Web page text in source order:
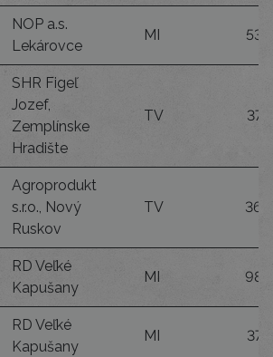
NOP a.s.
Lekárovce
MI 53
SHR Figeľ
Jozef,
Zemplínske
Hradište
TV 37
Agroprodukt
s.r.o., Nový
Ruskov
TV 36
RD Veľké
Kapušany
MI 98
RD Veľké
Kapušany
MI 37